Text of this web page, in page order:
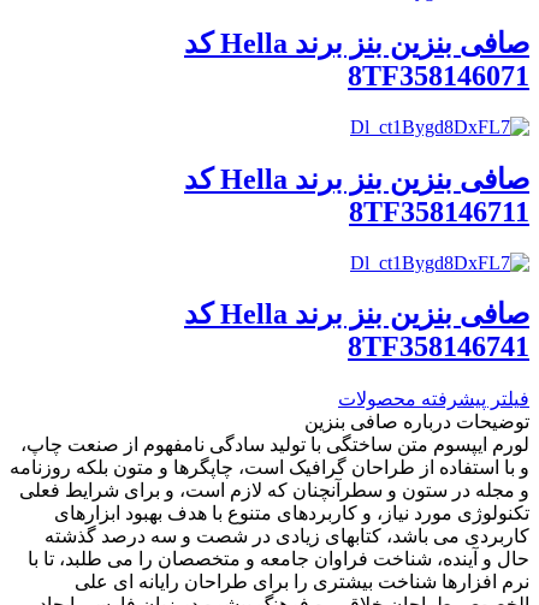
صافی بنزین بنز برند Hella کد
8TF358146071
صافی بنزین بنز برند Hella کد
8TF358146711
صافی بنزین بنز برند Hella کد
8TF358146741
فیلتر پیشرفته محصولات
توضیحات درباره صافی بنزین
لورم ایپسوم متن ساختگی با تولید سادگی نامفهوم از صنعت چاپ،
و با استفاده از طراحان گرافیک است، چاپگرها و متون بلکه روزنامه
و مجله در ستون و سطرآنچنان که لازم است، و برای شرایط فعلی
تکنولوژی مورد نیاز، و کاربردهای متنوع با هدف بهبود ابزارهای
کاربردی می باشد، کتابهای زیادی در شصت و سه درصد گذشته
حال و آینده، شناخت فراوان جامعه و متخصصان را می طلبد، تا با
نرم افزارها شناخت بیشتری را برای طراحان رایانه ای علی